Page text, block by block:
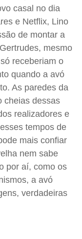
casal no dia
e Netflix, Lino
de montar a
mesmo
receberiam o
quando a avó
As paredes da
cheias dessas
realizadores e
tempos de
mais confiar
nem sabe
por aí, como os
a avó
verdadeiras